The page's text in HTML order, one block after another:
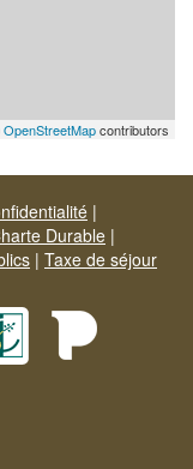
OpenStreetMapcontributors
|
Durable |
| Taxe de séjour